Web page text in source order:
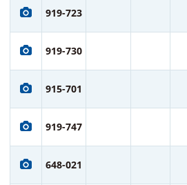
919-723
919-730
915-701
919-747
648-021